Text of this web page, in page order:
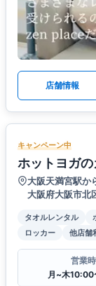
店舗情報
キャンペーン中
ホットヨガ
大阪天満宮駅か
大阪府大阪市
タオルレンタル
ロッカー
他店舗
営業
月~木